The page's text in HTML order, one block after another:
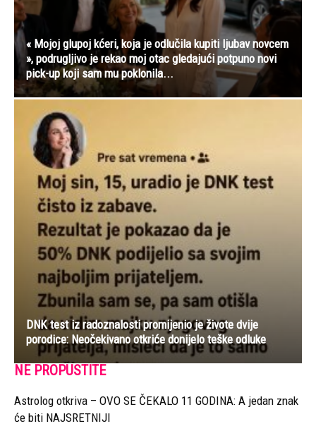
« Mojoj glupoj kćeri, koja je odlučila kupiti ljubav novcem
», podrugljivo je rekao moj otac gledajući potpuno novi
pick-up koji sam mu poklonila...
DNK test iz radoznalosti promijenio je živote dvije
porodice: Neočekivano otkriće donijelo teške odluke
NE PROPUSTITE
Astrolog otkriva – OVO SE ČEKALO 11 GODINA: A jedan znak
će biti NAJSRETNIJI